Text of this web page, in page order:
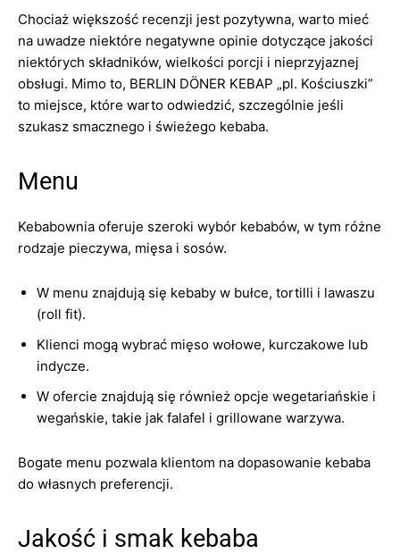
Chociaż większość recenzji jest pozytywna, warto mieć
na uwadze niektóre negatywne opinie dotyczące jakości
niektórych składników, wielkości porcji i nieprzyjaznej
obsługi. Mimo to, BERLIN DÖNER KEBAP „pl. Kościuszki”
to miejsce, które warto odwiedzić, szczególnie jeśli
szukasz smacznego i świeżego kebaba.
Menu
Kebabownia oferuje szeroki wybór kebabów, w tym różne
rodzaje pieczywa, mięsa i sosów.
W menu znajdują się kebaby w bułce, tortilli i lawaszu
(roll fit).
Klienci mogą wybrać mięso wołowe, kurczakowe lub
indycze.
W ofercie znajdują się również opcje wegetariańskie i
wegańskie, takie jak falafel i grillowane warzywa.
Bogate menu pozwala klientom na dopasowanie kebaba
do własnych preferencji.
Jakość i smak kebaba